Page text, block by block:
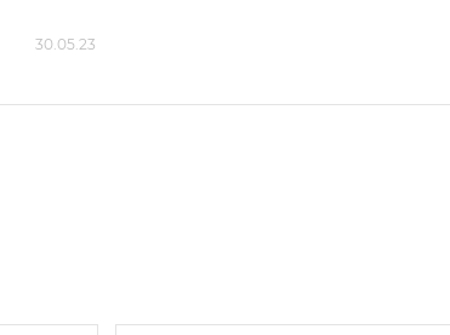
30.05.23